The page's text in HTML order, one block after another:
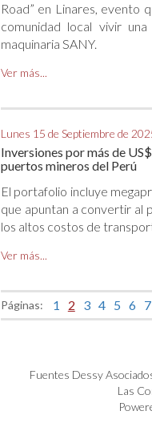
Road” en Linares, evento
comunidad local vivir
maquinaria SANY.
Ver más...
Lunes 15 de Septiembre de
Inversiones por más de
puertos mineros del Perú
El portafolio incluye
que apuntan a convertir al
los altos costos de
Ver más...
Páginas: 1 2 3 4 5 6 7
Fuentes Dessy
Las